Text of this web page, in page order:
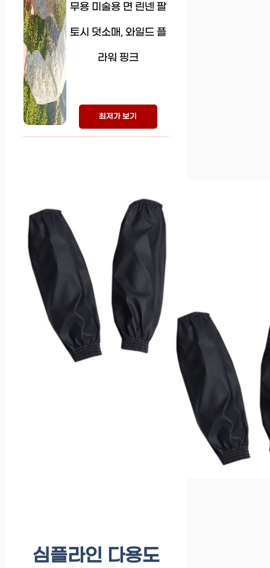
무용 미술용 면 린넨 팔
토시 덧소매, 와일드 플
라워 핑크
최저가 보기
심플라인 다용도